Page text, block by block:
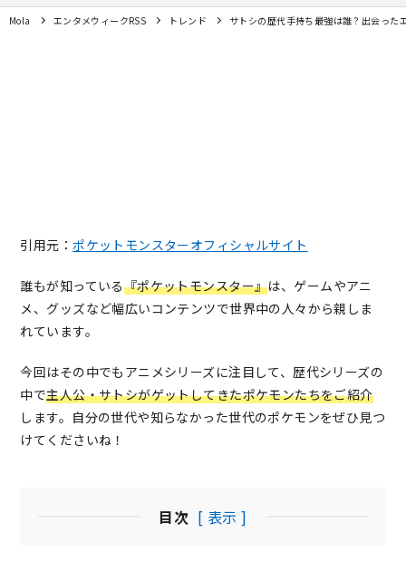
Mola エンタメウィークRSS トレンド サトシの歴代手持ち最強は誰？出会った
引用元：ポケットモンスターオフィシャルサイト
誰もが知っている『ポケットモンスター』は、ゲームやアニ
メ 、グッズなど幅広いコンテンツで世界中の人々から親しま
れています。
今回はその中でもアニメシリーズに注目して、歴代シリーズの
中で主人公・サトシがゲットしてきたポケモンたちをご紹介
します。自分の世代や知らなかった世代のポケモンをぜひ見つ
けてくださいね！
目次 [ 表示 ]